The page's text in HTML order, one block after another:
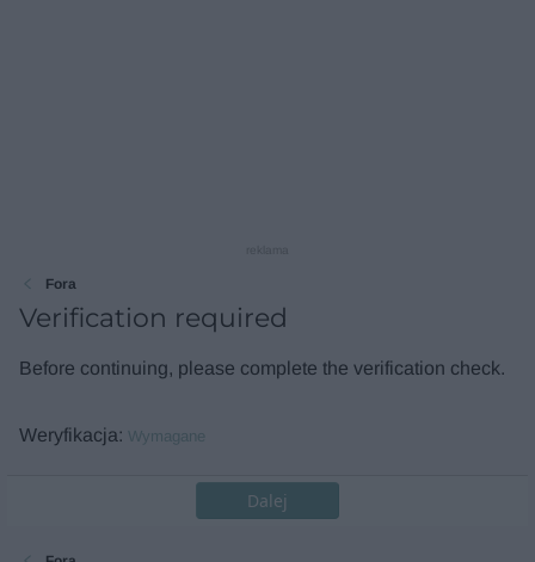
Fora
Verification required
Before continuing, please complete the verification check.
Weryfikacja Wymagane
Dalej